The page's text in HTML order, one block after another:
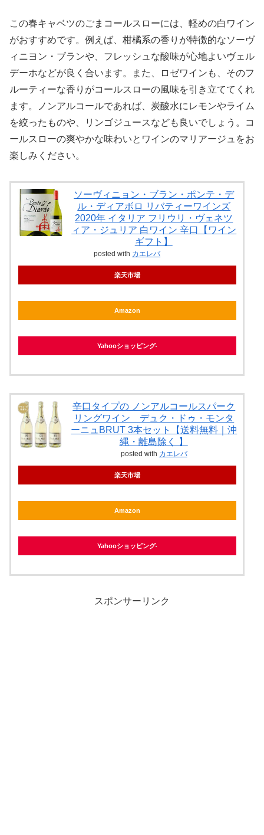
この春キャベツのごまコールスローには、軽めの白ワイン
がおすすめです。例えば、柑橘系の香りが特徴的なソーヴ
ィニヨン・ブランや、フレッシュな酸味が心地よいヴェル
デーホなどが良く合います。また、ロゼワインも、そのフ
ルーティーな香りがコールスローの風味を引き立ててくれ
ます。ノンアルコールであれば、炭酸水にレモンやライム
を絞ったものや、リンゴジュースなども良いでしょう。コ
ールスローの爽やかな味わいとワインのマリアージュをお
楽しみください。
ソーヴィニョン・ブラン・ポンテ・デ
ル・ディアボロ リバティーワインズ
2020年 イタリア フリウリ・ヴェネツ
ィア・ジュリア 白ワイン 辛口【ワイン
ギフト】
posted with カエレバ
楽天市場
Amazon
Yahooショッピング
辛口タイプの ノンアルコールスパーク
リングワイン デュク・ドゥ・モンタ
ーニュBRUT 3本セット【送料無料｜沖
縄・離島除く 】
posted with カエレバ
楽天市場
Amazon
Yahooショッピング
スポンサーリンク